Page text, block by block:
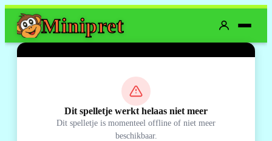
Minipret
Dit spelletje werkt helaas niet meer
Dit spelletje is momenteel offline of niet meer
beschikbaar.